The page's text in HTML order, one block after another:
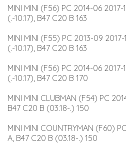
MINI MINI (F56) PC 2014-06 2017-
(.-10.17), B47 C20 B 163
MINI MINI (F55) PC 2013-09
(.-10.17), B47 C20 B 163
MINI MINI (F56) PC 2014-06 2017-
(.-10.17), B47 C20 B 170
MINI MINI CLUBMAN (F54) PC
B47 C20 B (03.18-.) 150
MINI MINI COUNTRYMAN (F60)
A, B47 C20 B (03.18-.) 150